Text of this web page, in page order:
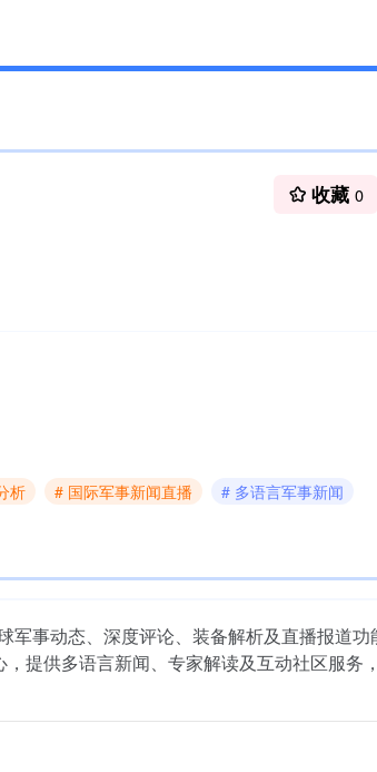
收藏 0
析 # 国际军事新闻直播
# 多语言军事新闻
事动态、深度评论、装备解析及直播报道
提供多语言新闻、专家解读及互动社区服务